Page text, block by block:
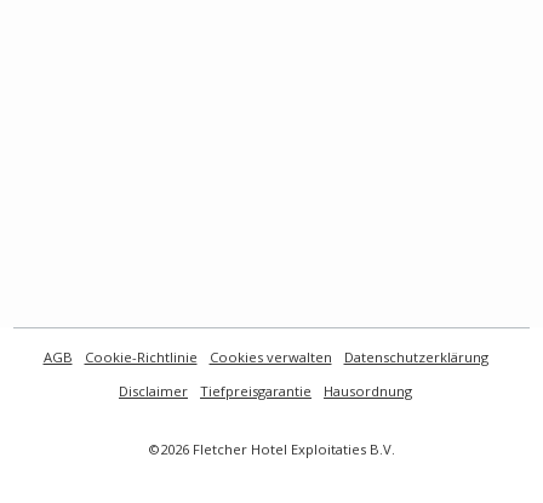
©2026 Fletcher Hotel Exploitaties B.V.
AGB Cookie-Richtlinie Cookies verwalten
Datenschutzerklärung
Disclaimer
Tiefpreisgarantie Hausordnung